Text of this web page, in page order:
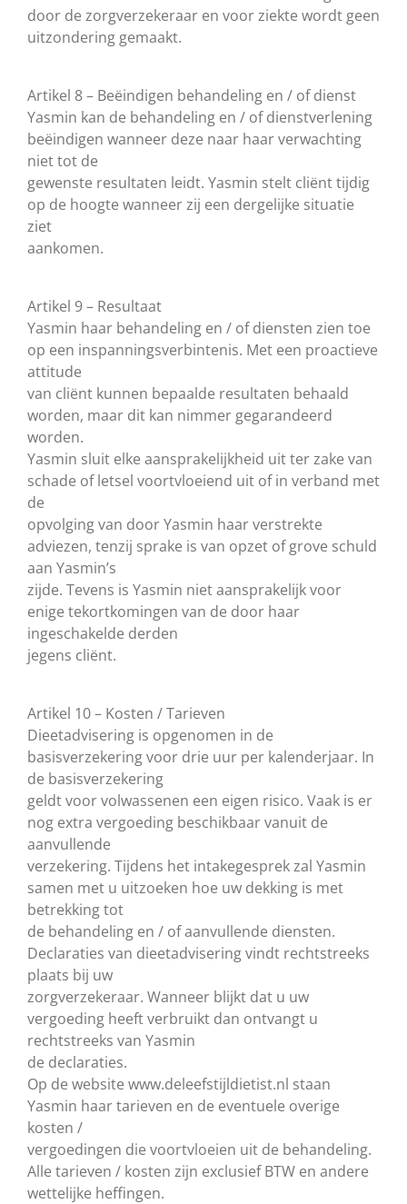
door de zorgverzekeraar en voor ziekte wordt geen
uitzondering gemaakt.
Artikel 8 – Beëindigen behandeling en / of dienst
Yasmin kan de behandeling en / of dienstverlening
beëindigen wanneer deze naar haar verwachting
niet tot de
gewenste resultaten leidt. Yasmin stelt cliënt tijdig
op de hoogte wanneer zij een dergelijke situatie
ziet
aankomen.
Artikel 9 – Resultaat
Yasmin haar behandeling en / of diensten zien toe
op een inspanningsverbintenis. Met een proactieve
attitude
van cliënt kunnen bepaalde resultaten behaald
worden, maar dit kan nimmer gegarandeerd
worden.
Yasmin sluit elke aansprakelijkheid uit ter zake van
schade of letsel voortvloeiend uit of in verband met
de
opvolging van door Yasmin haar verstrekte
adviezen, tenzij sprake is van opzet of grove schuld
aan Yasmin’s
zijde. Tevens is Yasmin niet aansprakelijk voor
enige tekortkomingen van de door haar
ingeschakelde derden
jegens cliënt.
Artikel 10 – Kosten / Tarieven
Dieetadvisering is opgenomen in de
basisverzekering voor drie uur per kalenderjaar. In
de basisverzekering
geldt voor volwassenen een eigen risico. Vaak is er
nog extra vergoeding beschikbaar vanuit de
aanvullende
verzekering. Tijdens het intakegesprek zal Yasmin
samen met u uitzoeken hoe uw dekking is met
betrekking tot
de behandeling en / of aanvullende diensten.
Declaraties van dieetadvisering vindt rechtstreeks
plaats bij uw
zorgverzekeraar. Wanneer blijkt dat u uw
vergoeding heeft verbruikt dan ontvangt u
rechtstreeks van Yasmin
de declaraties.
Op de website www.deleefstijldietist.nl staan
Yasmin haar tarieven en de eventuele overige
kosten /
vergoedingen die voortvloeien uit de behandeling.
Alle tarieven / kosten zijn exclusief BTW en andere
wettelijke heffingen.